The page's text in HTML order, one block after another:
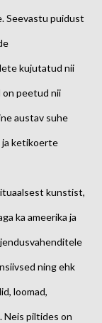
Seevastu puidust
kujutatud nii
peetud nii
austav suhe
ketikoerte
kunstist,
ka ameerika ja
ning ehk
loomad,
Neis piltides on